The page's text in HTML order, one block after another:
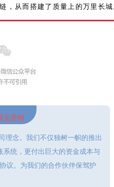
，从而搭建了质量上的万里长
去营销
理念。我们不仅独树一帜的推出
系统，更付出巨大的资金成本与
议。为我们的合作伙伴保驾护